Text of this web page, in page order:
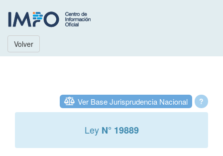
Volver
?
Ver Base Jurisprudencia Nacional
Ley N° 19889